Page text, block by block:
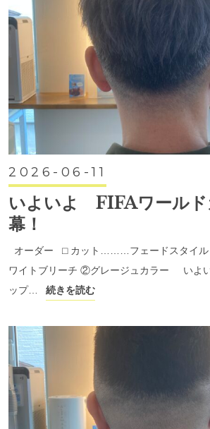
2026-06-11
いよいよ FIFAワールド
幕！
オーダー ⬜︎ カット………フェードスタイ
ワイトブリーチ ②グレージュカラー いよ
ップ…
続きを読む